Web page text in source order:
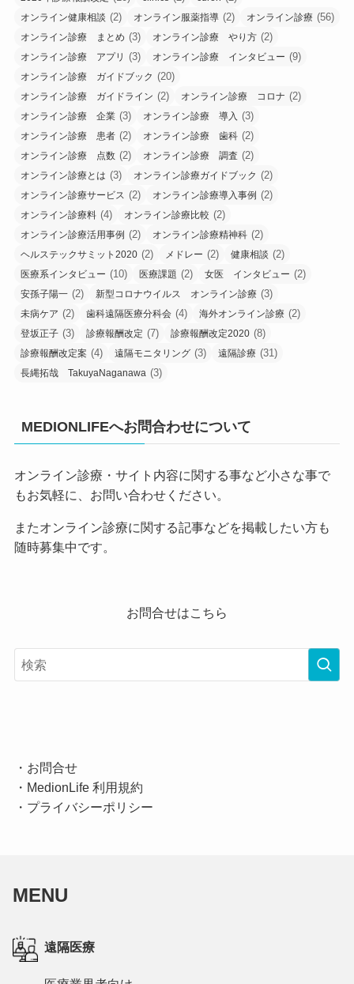
オンライン健康相談 (2) オンライン服薬指導 (2) オンライン診療 (56)
オンライン診療 まとめ (3) オンライン診療 やり方 (2)
オンライン診療 アプリ (3) オンライン診療 インタビュー (9)
オンライン診療 ガイドブック (20)
オンライン診療 ガイドライン (2) オンライン診療 コロナ (2)
オンライン診療 企業 (3) オンライン診療 導入 (3)
オンライン診療 患者 (2) オンライン診療 歯科 (2)
オンライン診療 点数 (2) オンライン診療 調査 (2)
オンライン診療とは (3) オンライン診療ガイドブック (2)
オンライン診療サービス (2) オンライン診療導入事例 (2)
オンライン診療料 (4) オンライン診療比較 (2)
オンライン診療活用事例 (2) オンライン診療精神科 (2)
ヘルステックサミット2020 (2) メドレー (2) 健康相談 (2)
医療系インタビュー (10) 医療課題 (2) 女医 インタビュー (2)
安孫子陽一 (2) 新型コロナウイルス オンライン診療 (3)
未病ケア (2) 歯科遠隔医療分科会 (4) 海外オンライン診療 (2)
登坂正子 (3) 診療報酬改定 (7) 診療報酬改定2020 (8)
診療報酬改定案 (4) 遠隔モニタリング (3) 遠隔診療 (31)
長縄拓哉 TakuyaNaganawa (3)
MEDIONLIFEへお問合わせについて
オンライン診療・サイト内容に関する事など小さな事で
もお気軽に、お問い合わせください。
またオンライン診療に関する記事などを掲載したい方も
随時募集中です。
お問合せはこちら
・ お問合せ
・ MedionLife 利用規約
・ プライバシーポリシー
MENU
遠隔医療